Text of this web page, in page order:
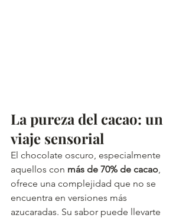
La pureza del cacao: un
viaje sensorial
El chocolate oscuro, especialmente
aquellos con más de 70% de cacao,
ofrece una complejidad que no se
encuentra en versiones más
azucaradas. Su sabor puede llevarte